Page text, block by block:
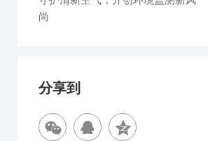
尚
分享到